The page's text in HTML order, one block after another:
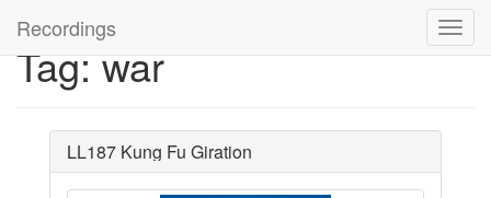
Recordings
Tag: war
LL187 Kung Fu Giration